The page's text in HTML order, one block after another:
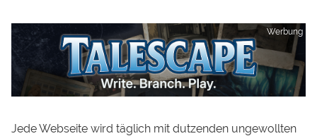
Werbung
Jede Webseite wird täglich mit dutzenden ungewollten